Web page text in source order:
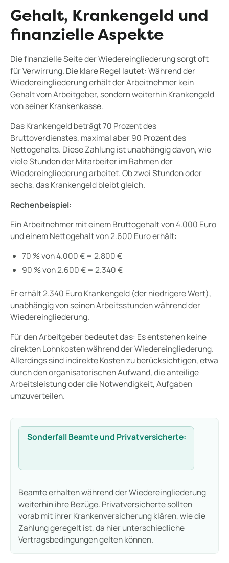
Gehalt, Krankengeld und
finanzielle Aspekte
Die finanzielle Seite der Wiedereingliederung sorgt oft
für Verwirrung. Die klare Regel lautet: Während der
Wiedereingliederung erhält der Arbeitnehmer kein
Gehalt vom Arbeitgeber, sondern weiterhin Krankengeld
von seiner Krankenkasse.
Das Krankengeld beträgt 70 Prozent des
Bruttoverdienstes, maximal aber 90 Prozent des
Nettogehalts. Diese Zahlung ist unabhängig davon, wie
viele Stunden der Mitarbeiter im Rahmen der
Wiedereingliederung arbeitet. Ob zwei Stunden oder
sechs, das Krankengeld bleibt gleich.
Rechenbeispiel:
Ein Arbeitnehmer mit einem Bruttogehalt von 4.000 Euro
und einem Nettogehalt von 2.600 Euro erhält:
70 % von 4.000 € = 2.800 €
90 % von 2.600 € = 2.340 €
Er erhält 2.340 Euro Krankengeld (der niedrigere Wert),
unabhängig von seinen Arbeitsstunden während der
Wiedereingliederung.
Für den Arbeitgeber bedeutet das: Es entstehen keine
direkten Lohnkosten während der Wiedereingliederung.
Allerdings sind indirekte Kosten zu berücksichtigen, etwa
durch den organisatorischen Aufwand, die anteilige
Arbeitsleistung oder die Notwendigkeit, Aufgaben
umzuverteilen.
Sonderfall Beamte und Privatversicherte:
Beamte erhalten während der Wiedereingliederung
weiterhin ihre Bezüge. Privatversicherte sollten
vorab mit ihrer Krankenversicherung klären, wie die
Zahlung geregelt ist, da hier unterschiedliche
Vertragsbedingungen gelten können.